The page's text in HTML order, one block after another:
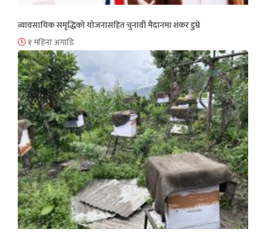
व्यावसायिक समृद्धिको योजनासहित चुनावी मैदानमा शंकर डुम्रे
१ महिना अगाडि